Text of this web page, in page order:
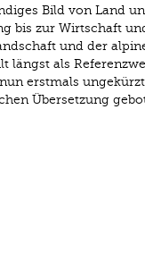
Bild von Land
bis zur Wirtschaft
und der
längst als
erstmals
Übersetzung